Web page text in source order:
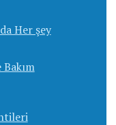
Her şey